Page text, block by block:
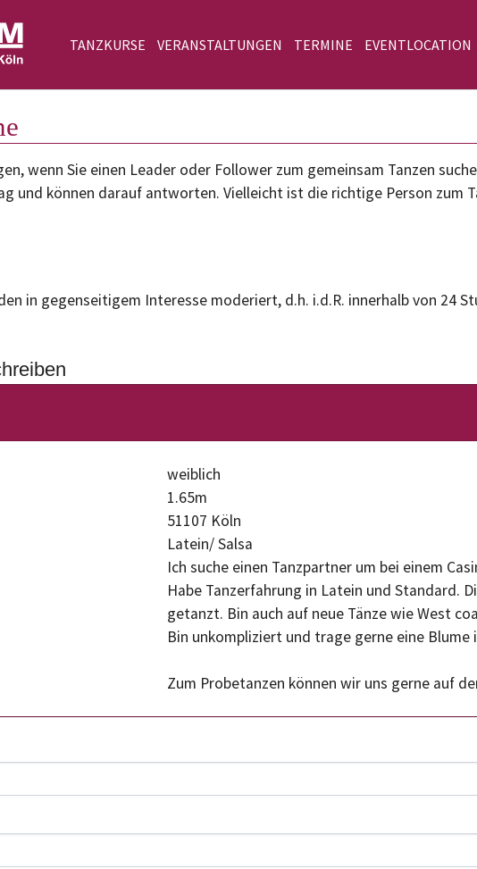
TANZKURSE VERANSTALTUNGEN TERMINE EVENTLOCATION
wenn Sie einen Leader oder Follower zum gemeinsam Tanzen
und können darauf antworten. Vielleicht ist die richtige Person zum
in gegenseitigem Interesse moderiert, d.h. i.d.R. innerhalb von 24
weiblich
1.65m
51107 Köln
Latein/ Salsa
Ich suche einen Tanzpartner um bei einem
Habe Tanzerfahrung in Latein und Standard.
getanzt. Bin auch auf neue Tänze wie West
Bin unkompliziert und trage gerne eine Blume
Zum Probetanzen können wir uns gerne auf